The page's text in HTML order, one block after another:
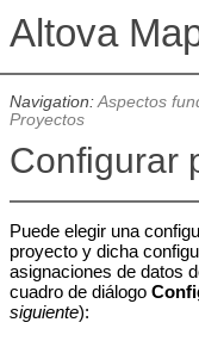
Navigation:Aspectos
Proyectos
Configurar
Puede elegir una
proyecto y dicha
asignaciones de datos
cuadro de diálogo
siguiente):